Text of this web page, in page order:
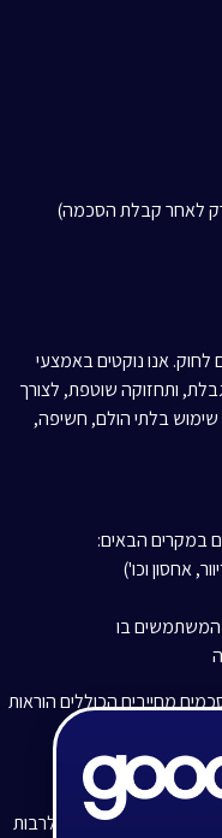
(רק לאחר קבלת הסכמה)
אנו נוקטים באמצעי
ותחזוקה שוטפת, לצורך
בלתי הולם, חשיפה,
במקרים הבאים:
אחסון וכו')
המשתמשים בו
מחייבים הכוללים הוראות
מחוץ לישראל, לרבות